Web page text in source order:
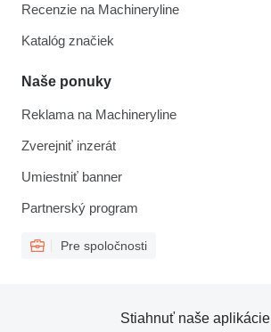
Recenzie na Machineryline
Katalóg značiek
Naše ponuky
Reklama na Machineryline
Zverejniť inzerát
Umiestniť banner
Partnerský program
Pre spoločnosti
Stiahnuť naše aplikácie